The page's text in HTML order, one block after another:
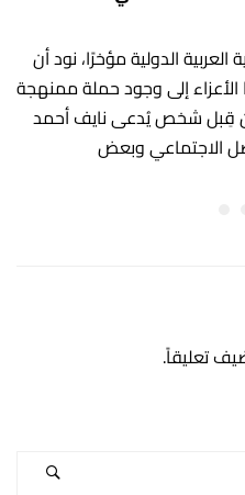
الدولية مؤخرًا، نود أن
الأعزاء إلى وجود حملة ممنهجة
قِبل شخص يُدعى نايف أحمد
الاجتماعي وبعض
تعليقاً.